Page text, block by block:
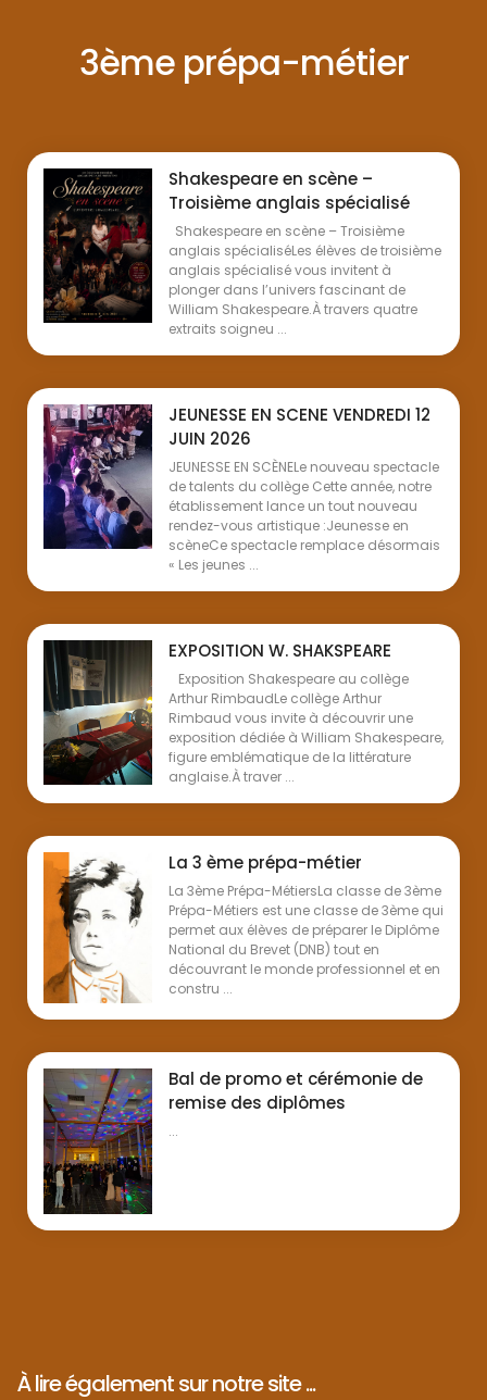
3ème prépa-métier
Shakespeare en scène –
Troisième anglais spécialisé
Shakespeare en scène – Troisième
anglais spécialiséLes élèves de troisième
anglais spécialisé vous invitent à
plonger dans l’univers fascinant de
William Shakespeare.À travers quatre
extraits soigneu ...
JEUNESSE EN SCENE VENDREDI 12
JUIN 2026
JEUNESSE EN SCÈNELe nouveau spectacle
de talents du collège Cette année, notre
établissement lance un tout nouveau
rendez-vous artistique :Jeunesse en
scèneCe spectacle remplace désormais
« Les jeunes ...
EXPOSITION W. SHAKSPEARE
Exposition Shakespeare au collège
Arthur RimbaudLe collège Arthur
Rimbaud vous invite à découvrir une
exposition dédiée à William Shakespeare,
figure emblématique de la littérature
anglaise.À traver ...
La 3 ème prépa-métier
La 3ème Prépa-MétiersLa classe de 3ème
Prépa-Métiers est une classe de 3ème qui
permet aux élèves de préparer le Diplôme
National du Brevet (DNB) tout en
découvrant le monde professionnel et en
constru ...
Bal de promo et cérémonie de
remise des diplômes
...
À lire également sur notre site ...